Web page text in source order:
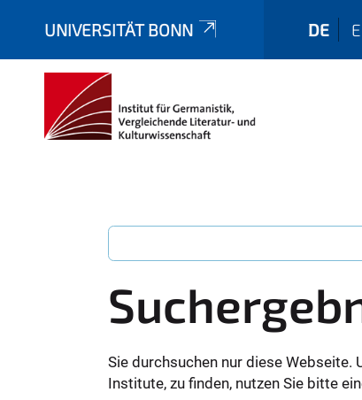
UNIVERSITÄT BONN DE
Sie durchsuchen nur diese
Institute, zu finden, nutzen Sie bitte